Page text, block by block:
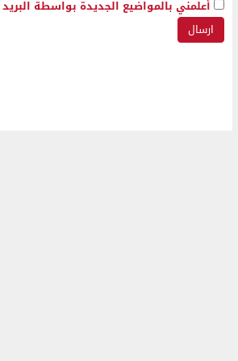
أعلمني بالمواضيع الجديدة بواسطة البريد